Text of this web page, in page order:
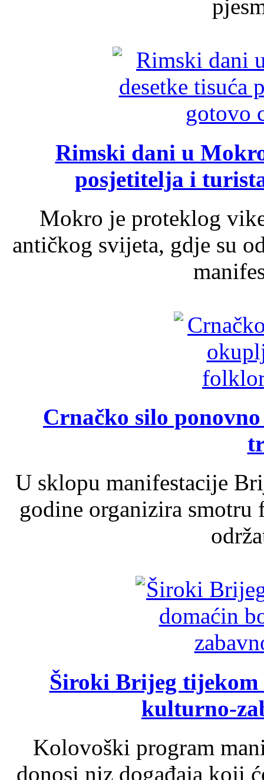
Rimski dani u
posjetitelja i
Mokro je proteklog
antičkog svijeta, gdje su
Crnačko silo
U sklopu manifestacije
godine organizira
Široki Brijeg tijekom
kulturno-
Kolovoški program
donosi niz događaja koji